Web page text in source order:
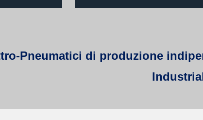
Pneumatici di produzione